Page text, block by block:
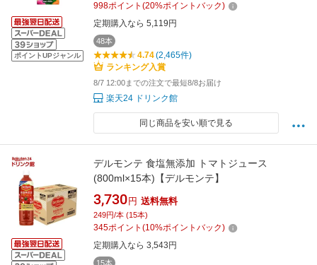
ポイントUPジャンル
998ポイント (20%ポイントバック)
定期購入なら 5,119円
48本
4.74(2,465件)
ランキング入賞
8/7 12:00までの注文で最短8/8お届け
楽天24 ドリンク館
同じ商品を安い順で見る
デルモンテ 食塩無添加 トマトジュース
(800ml×15本)【デルモンテ】
3,730 円 送料無料
249円/本 (15本)
345ポイント (10%ポイントバック)
定期購入なら 3,543円
15本